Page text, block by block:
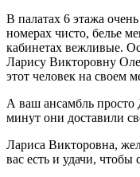
В палатах 6 этажа
номерах чисто, белье
кабинетах вежливые.
Ларису Викторовну
этот человек на своем
А ваш ансамбль
минут они доставили
Лариса Викторовна,
вас есть и удачи,